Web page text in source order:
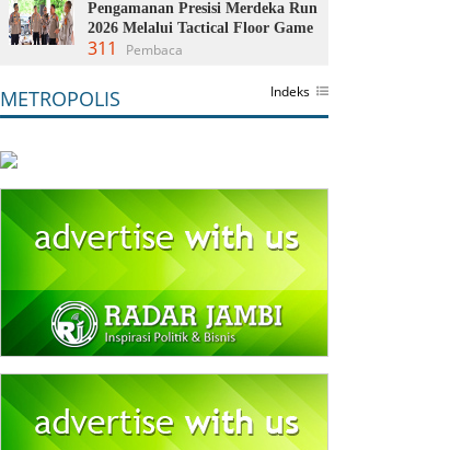
Pengamanan Presisi Merdeka Run
2026 Melalui Tactical Floor Game
311 Pembaca
METROPOLIS Indeks